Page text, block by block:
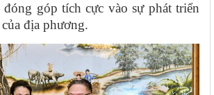
góp tích cực vào sự phát triển
địa phương.